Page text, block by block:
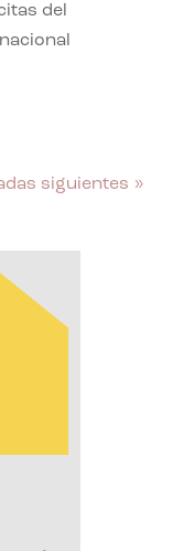
del
siguientes »